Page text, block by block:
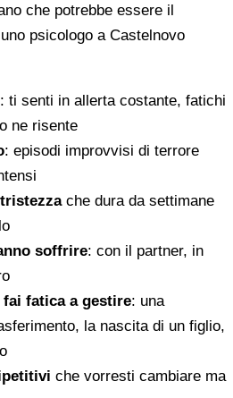
che potrebbe essere il
psicologo a Castelnovo
: ti senti in allerta costante, fatichi
ne risente
: episodi improvvisi di terrore
che dura da settimane
soffrire: con il partner, in
fatica a gestire: una
la nascita di un figlio,
che vorresti cambiare ma